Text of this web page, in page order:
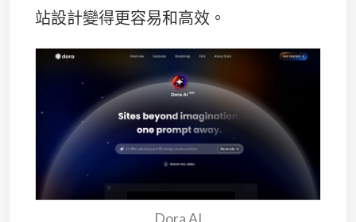
站設計變得更容易和高效​。
Dora AI